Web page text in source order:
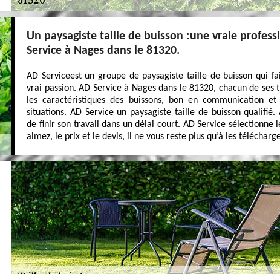
Un paysagiste taille de buisson :une vraie
Service à Nages dans le 81320.
AD Serviceest un groupe de paysagiste taille de buisson qui
vrai passion. AD Service à Nages dans le 81320, chacun de
les caractéristiques des buissons, bon en communication et
situations. AD Service un paysagiste taille de buisson qualifié.
de finir son travail dans un délai court. AD Service sélectionne
aimez, le prix et le devis, il ne vous reste plus qu’à les